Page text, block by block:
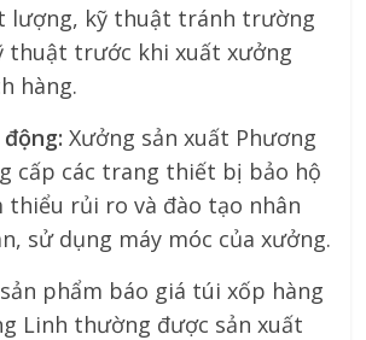
lượng, kỹ thuật tránh trường
thuật trước khi xuất xưởng
hàng.
Xưởng sản xuất Phương
cấp các trang thiết bị bảo hộ
thiểu rủi ro và đào tạo nhân
sử dụng máy móc của xưởng.
phẩm báo giá túi xốp hàng
Linh thường được sản xuất